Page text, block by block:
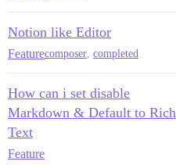
Notion like Editor
Featurecomposer, completed
How can i set disable
Markdown & Default to Rich
Text
Feature